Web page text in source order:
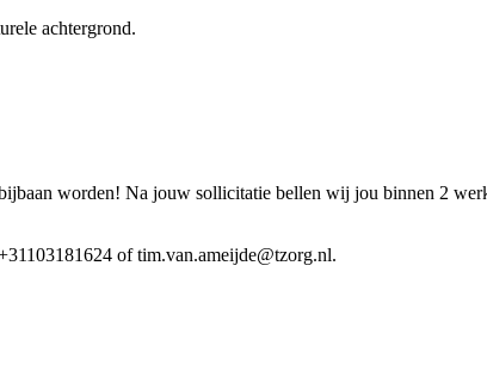
achtergrond.
worden! Na jouw sollicitatie bellen wij jou binnen 2
of tim.van.ameijde@tzorg.nl.